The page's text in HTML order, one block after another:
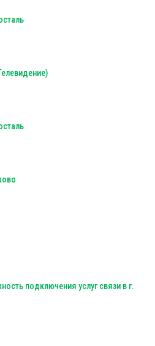
подключения услуг связи в г.